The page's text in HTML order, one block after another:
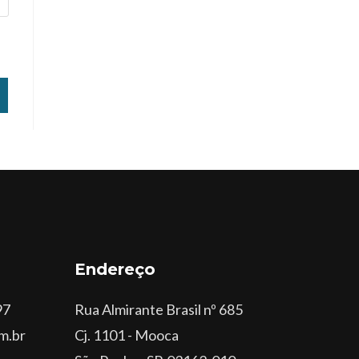
Endereço
Rua Almirante Brasil nº 685
Cj. 1101 - Mooca